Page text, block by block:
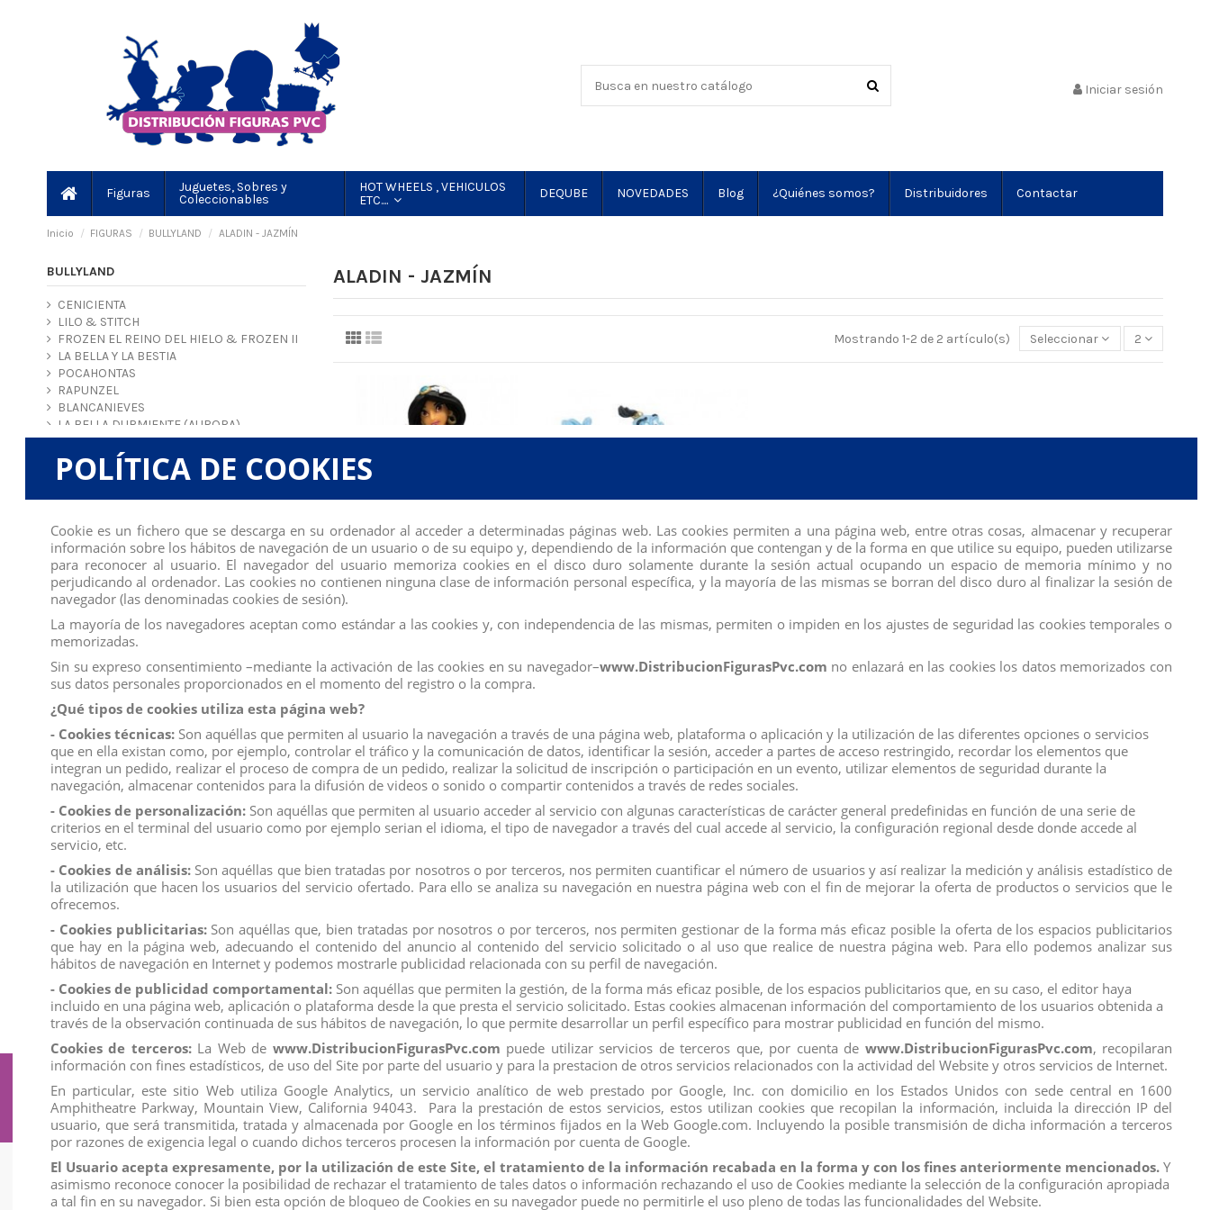
Iniciar sesión
Figuras
Juguetes, Sobres y
Coleccionables
HOT WHEELS , VEHICULOS
ETC....
DEQUBE NOVEDADES Blog ¿Quiénes somos? Distribuidores Contactar
Inicio FIGURAS BULLYLAND ALADIN - JAZMÍN
ALADIN - JAZMÍN
Mostrando 1-2 de 2 artículo(s) Seleccionar 2
FIGURA JASMIN
View
FIGURA GENIO
BULLYLAND
CENICIENTA
LILO & STITCH
FROZEN EL REINO DEL HIELO & FROZEN II
LA BELLA Y LA BESTIA
POCAHONTAS
RAPUNZEL
BLANCANIEVES
LA BELLA DURMIENTE (AURORA)
SIRENITA
VAIANA
ALADIN - JAZMÍN
CLÁSICOS DISNEY
MICKEY-MINNIE MOUSE HOUSE &
COMPANY
REY LEÓN
TOY STORY
PETER PAN & CAMPANILLA
RAYA Y EL ÚLTIMO DRAGÓN
ALICIA EN EL PAÍS DE LAS MARAVILLAS
TIANA Y EL SAPO
EL LIBRO DE LA SELVA
WINNIE THE POHH
MICKEY Y LOS SÚPER PILOTOS
VAMPIRINA
ELENA DE AVALOR
LOS INCREÍBLES
NEMO
JAKE EL PIRATA
MONSTRUOS S.A.
CARS 2 RAYO MACQUEEN & COMPANY
CAMPANILLA INVIERNO & PERIWINKLE- EL
SECRETO DE LAS HADAS
MULAN
ANIMALES DE FANTASIA
CABALLOS
MARVEL
WISH
SUPERHEROES
Suscríbete a nuestro boletín
Información Mi Cuenta Contact us
POLÍTICA DE COOKIES
Cookie es un fichero que se descarga en su ordenador al acceder a determinadas páginas web. Las cookies permiten a una página web, entre otras cosas, almacenar y recuperar
información sobre los hábitos de navegación de un usuario o de su equipo y, dependiendo de la información que contengan y de la forma en que utilice su equipo, pueden utilizarse
para reconocer al usuario. El navegador del usuario memoriza cookies en el disco duro solamente durante la sesión actual ocupando un espacio de memoria mínimo y no
perjudicando al ordenador. Las cookies no contienen ninguna clase de información personal específica, y la mayoría de las mismas se borran del disco duro al finalizar la sesión de
navegador (las denominadas cookies de sesión).
La mayoría de los navegadores aceptan como estándar a las cookies y, con independencia de las mismas, permiten o impiden en los ajustes de seguridad las cookies temporales o
memorizadas.
Sin su expreso consentimiento –mediante la activación de las cookies en su navegador–www.DistribucionFigurasPvc.com no enlazará en las cookies los datos memorizados con
sus datos personales proporcionados en el momento del registro o la compra.
¿Qué tipos de cookies utiliza esta página web?
- Cookies técnicas: Son aquéllas que permiten al usuario la navegación a través de una página web, plataforma o aplicación y la utilización de las diferentes opciones o servicios
que en ella existan como, por ejemplo, controlar el tráfico y la comunicación de datos, identificar la sesión, acceder a partes de acceso restringido, recordar los elementos que
integran un pedido, realizar el proceso de compra de un pedido, realizar la solicitud de inscripción o participación en un evento, utilizar elementos de seguridad durante la
navegación, almacenar contenidos para la difusión de videos o sonido o compartir contenidos a través de redes sociales.
- Cookies de personalización: Son aquéllas que permiten al usuario acceder al servicio con algunas características de carácter general predefinidas en función de una serie de
criterios en el terminal del usuario como por ejemplo serian el idioma, el tipo de navegador a través del cual accede al servicio, la configuración regional desde donde accede al
servicio, etc.
- Cookies de análisis:Son aquéllas que bien tratadas por nosotros o por terceros, nos permiten cuantificar el número de usuarios y así realizar la medición y análisis estadístico de
la utilización que hacen los usuarios del servicio ofertado. Para ello se analiza su navegación en nuestra página web con el fin de mejorar la oferta de productos o servicios que le
ofrecemos.
- Cookies publicitarias:Son aquéllas que, bien tratadas por nosotros o por terceros, nos permiten gestionar de la forma más eficaz posible la oferta de los espacios publicitarios
que hay en la página web, adecuando el contenido del anuncio al contenido del servicio solicitado o al uso que realice de nuestra página web. Para ello podemos analizar sus
hábitos de navegación en Internet y podemos mostrarle publicidad relacionada con su perfil de navegación.
- Cookies de publicidad comportamental: Son aquéllas que permiten la gestión, de la forma más eficaz posible, de los espacios publicitarios que, en su caso, el editor haya
incluido en una página web, aplicación o plataforma desde la que presta el servicio solicitado. Estas cookies almacenan información del comportamiento de los usuarios obtenida a
través de la observación continuada de sus hábitos de navegación, lo que permite desarrollar un perfil específico para mostrar publicidad en función del mismo.
Cookies de terceros:La Web de www.DistribucionFigurasPvc.com puede utilizar servicios de terceros que, por cuenta de www.DistribucionFigurasPvc.com, recopilaran
información con fines estadísticos, de uso del Site por parte del usuario y para la prestacion de otros servicios relacionados con la actividad del Website y otros servicios de Internet.
En particular, este sitio Web utiliza Google Analytics, un servicio analítico de web prestado por Google, Inc. con domicilio en los Estados Unidos con sede central en 1600
Amphitheatre Parkway, Mountain View, California 94043. Para la prestación de estos servicios, estos utilizan cookies que recopilan la información, incluida la dirección IP del
usuario, que será transmitida, tratada y almacenada por Google en los términos fijados en la Web Google.com. Incluyendo la posible transmisión de dicha información a terceros
por razones de exigencia legal o cuando dichos terceros procesen la información por cuenta de Google.
El Usuario acepta expresamente, por la utilización de este Site, el tratamiento de la información recabada en la forma y con los fines anteriormente mencionados. Y
asimismo reconoce conocer la posibilidad de rechazar el tratamiento de tales datos o información rechazando el uso de Cookies mediante la selección de la configuración apropiada
a tal fin en su navegador. Si bien esta opción de bloqueo de Cookies en su navegador puede no permitirle el uso pleno de todas las funcionalidades del Website.